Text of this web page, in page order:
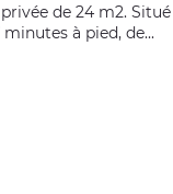
de 24 m2. Situé
à pied, de...